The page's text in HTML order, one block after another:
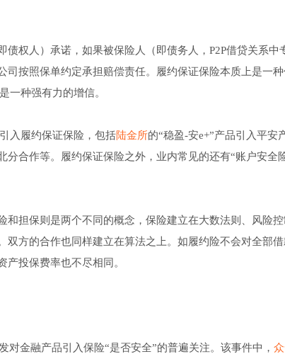
权人）承诺，如果被保险人（即债务人，P2P借贷关系中
按照保单约定承担赔偿责任。履约保证保险本质上是一
一种强有力的增信。
入履约保证保险，包括陆金所的“稳盈-安e+”产品引入平安
分合作等。履约保证保险之外，业内常见的还有“账户安全
担保则是两个不同的概念，保险建立在大数法则、风险
方的合作也同样建立在算法之上。如履约险不会对全部
投保费率也不尽相同。
金融产品引入保险“是否安全”的普遍关注。该事件中，